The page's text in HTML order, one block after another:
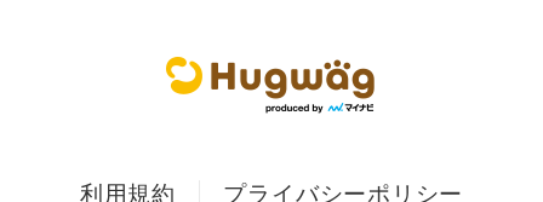
利用規約 プライバシーポリシー